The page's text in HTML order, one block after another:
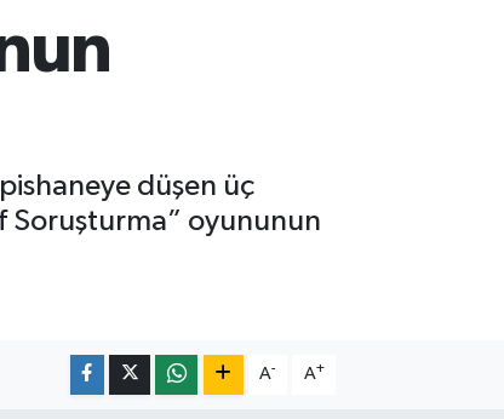
düşen üç
Soruşturma” oyununun
A- A+